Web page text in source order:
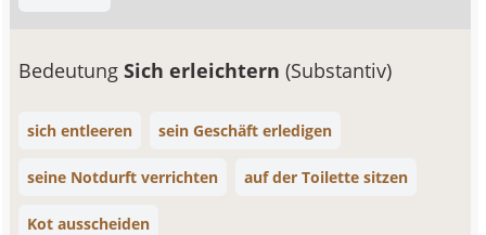
BedeutungSich erleichtern(Substantiv)
sich entleeren sein Geschäft erledigen
seine Notdurft verrichten auf der Toilette sitzen
Kot ausscheiden